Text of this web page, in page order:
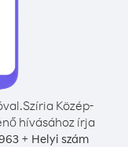
Szíria Közép-
hívásához írja
+ Helyi szám